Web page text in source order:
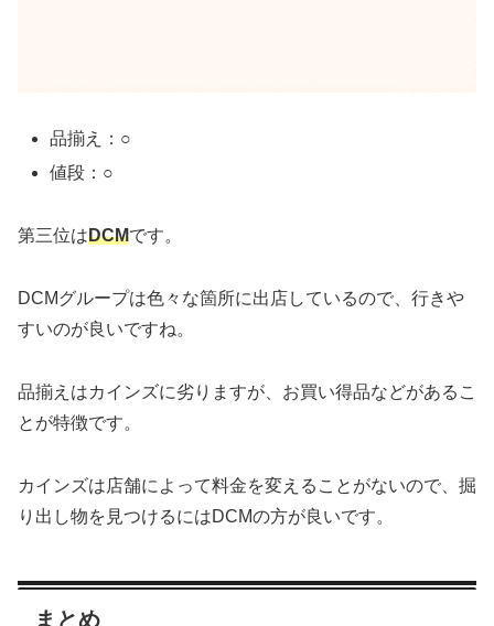
品揃え：○
値段：○
第三位はDCMです。
DCMグループは色々な箇所に出店しているので、行きや
すいのが良いですね。
品揃えはカインズに劣りますが、お買い得品などがあるこ
とが特徴です。
カインズは店舗によって料金を変えることがないので、掘
り出し物を見つけるにはDCMの方が良いです。
まとめ